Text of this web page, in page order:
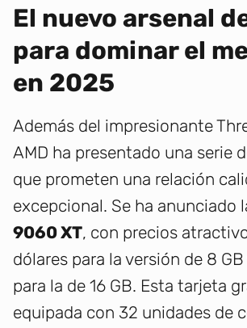
El nuevo arsenal
para dominar el
en 2025
Además del impresionante
AMD ha presentado una serie
que prometen una relación
excepcional. Se ha anunciado
9060 XT, con precios
dólares para la versión de 8
para la de 16 GB. Esta tarjeta
equipada con 32 unidades de